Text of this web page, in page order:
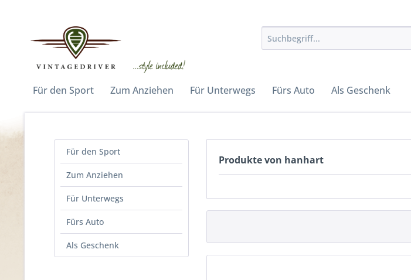
Für den Sport Zum Anziehen Für Unterwegs Fürs Auto Als Geschenk
Für den Sport
Zum Anziehen
Für Unterwegs
Fürs Auto
Als Geschenk
Produkte von hanhart